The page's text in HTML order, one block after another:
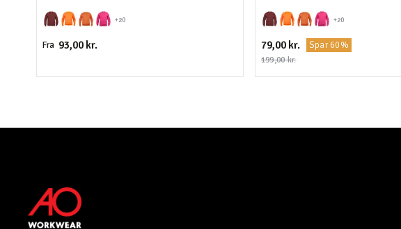
+20
Fra 93,00 kr.
+20
79,00 kr. Spar 60%
199,00 kr.